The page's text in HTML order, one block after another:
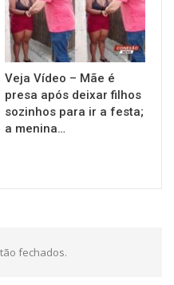
Veja Vídeo – Mãe é
presa após deixar filhos
sozinhos para ir a festa;
a menina…
fechados.